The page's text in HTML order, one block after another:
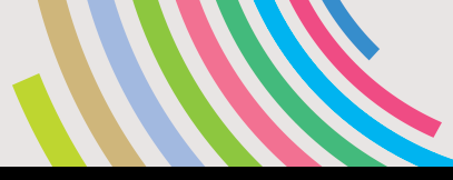
contenu